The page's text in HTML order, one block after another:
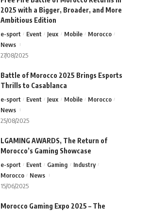
2025 with a Bigger, Broader, and More
Ambitious Edition
e-sport Event Jeux Mobile
Morocco
News
27/08/2025
Battle of Morocco 2025 Brings Esports
Thrills to Casablanca
e-sport Event Jeux Mobile
Morocco
News
25/08/2025
LGAMING AWARDS, The Return of
Morocco’s Gaming Showcase
e-sport Event Gaming
Industry
Morocco
News
15/06/2025
Morocco Gaming Expo 2025 – The